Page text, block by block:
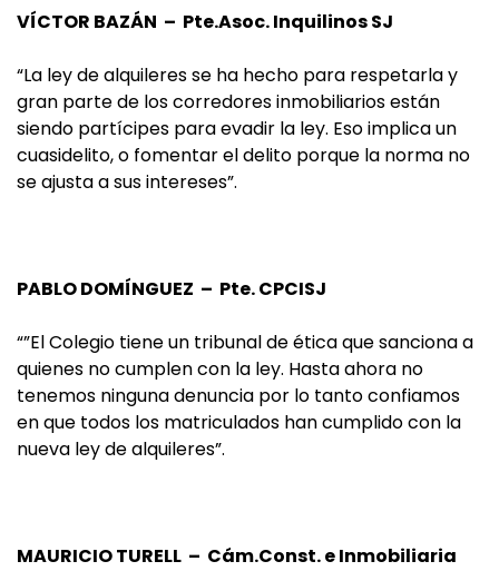
VÍCTOR BAZÁN – Pte.Asoc. Inquilinos SJ
“La ley de alquileres se ha hecho para respetarla y
gran parte de los corredores inmobiliarios están
siendo partícipes para evadir la ley. Eso implica un
cuasidelito, o fomentar el delito porque la norma no
se ajusta a sus intereses”.
PABLO DOMÍNGUEZ – Pte. CPCISJ
“”El Colegio tiene un tribunal de ética que sanciona a
quienes no cumplen con la ley. Hasta ahora no
tenemos ninguna denuncia por lo tanto confiamos
en que todos los matriculados han cumplido con la
nueva ley de alquileres”.
MAURICIO TURELL – Cám.Const. e Inmobiliaria